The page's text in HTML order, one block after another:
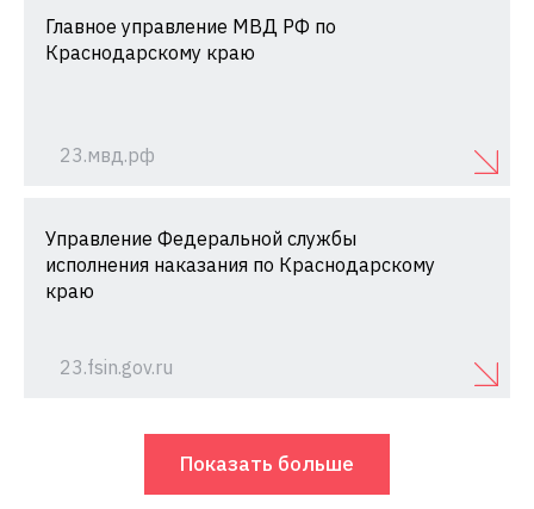
Главное управление МВД РФ по
Краснодарскому краю
23.мвд.рф
Управление Федеральной службы
исполнения наказания по Краснодарскому
краю
23.fsin.gov.ru
Показать больше